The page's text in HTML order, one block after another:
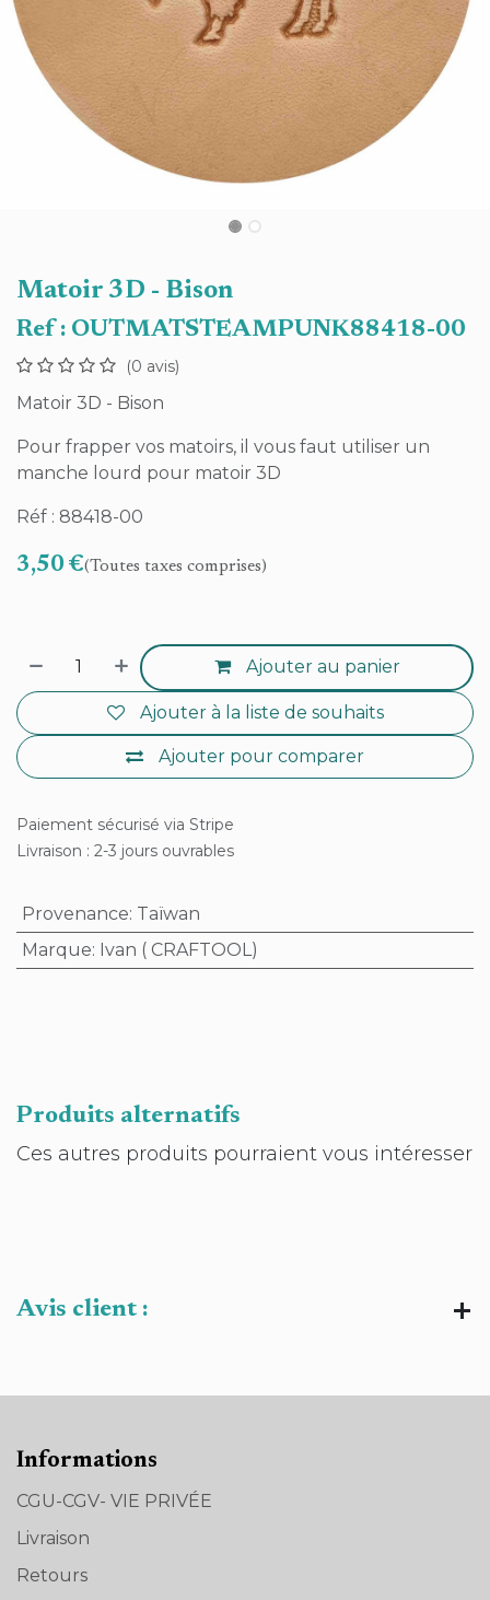
Matoir 3D - Bison
Ref : OUTMATSTEAMPUNK88418-00
(0 avis)
Matoir 3D - Bison
Pour frapper vos matoirs, il vous faut utiliser un
manche lourd pour matoir 3D
Réf : 88418-00
3,50 €(Toutes taxes comprises)
Ajouter au panier
Ajouter pour comparer
Ajouter à la liste de souhaits
Paiement sécurisé via Stripe
Livraison : 2-3 jours ouvrables
Provenance: Taïwan
Marque: Ivan ( CRAFTOOL)
Produits alternatifs
Ces autres produits pourraient vous intéresser
Avis client :
Informations
CGU-CGV- VIE PRIVÉE
Livraison
Retours